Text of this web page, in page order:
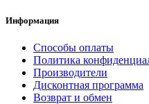
Информация
Способы оплаты
Политика
Производители
Дисконтная программа
Возврат и обмен